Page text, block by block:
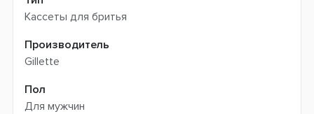
Кассеты для бритья
Производитель
Gillette
Пол
Для мужчин